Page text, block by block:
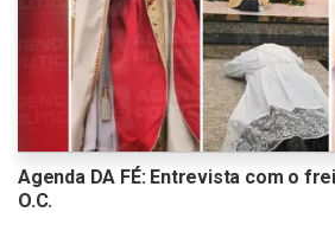
Agenda DA FÉ: Entrevista com o
O.C.